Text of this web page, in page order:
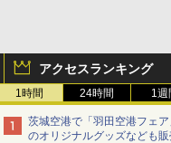
アクセスランキング
1時間 24時間 1週
茨城空港で「羽田空港フェ
のオリジナルグッズなども